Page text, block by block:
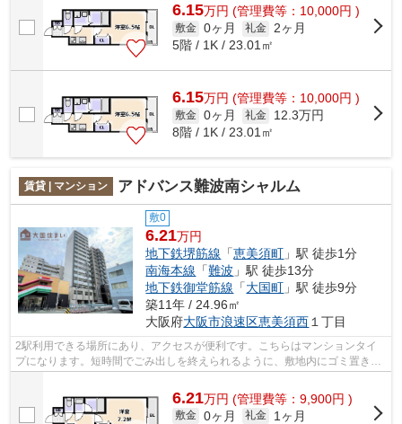
6.15万円 (管理費等：10,000円 )
敷金 0ヶ月 礼金
2ヶ月
5階 / 1K / 23.01㎡
6.15万円 (管理費等：10,000円 )
敷金 0ヶ月 礼金
12.3万円
8階 / 1K / 23.01㎡
賃貸 | マンション アドバンス難波南シャルム
敷0
6.21万円
地下鉄堺筋線 「恵美須町 」駅 徒歩1分
南海本線 「難波 」駅 徒歩13分
地下鉄御堂筋線 「大国町 」駅 徒歩9分
築11年 / 24.96㎡
大阪府大阪市浪速区恵美須西１丁目
2駅利用できる場所にあり、アクセスが便利です。こちらはマンションタイ
プになります。短時間でごみ出しを終えられるように、敷地内にゴミ置き場
6.21万円 (管理費等：9,900円 )
敷金 0ヶ月 礼金
1ヶ月